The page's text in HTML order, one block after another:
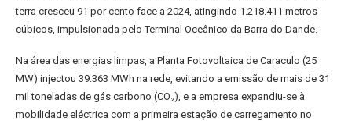
terra cresceu 91 por cento face a 2024, atingindo 1.218.411 metros
cúbicos, impulsionada pelo Terminal Oceânico da Barra do Dande.
Na área das energias limpas, a Planta Fotovoltaica de Caraculo (25
MW) injectou 39.363 MWh na rede, evitando a emissão de mais de 31
mil toneladas de gás carbono (CO₂), e a empresa expandiu-se à
mobilidade eléctrica com a primeira estação de carregamento no